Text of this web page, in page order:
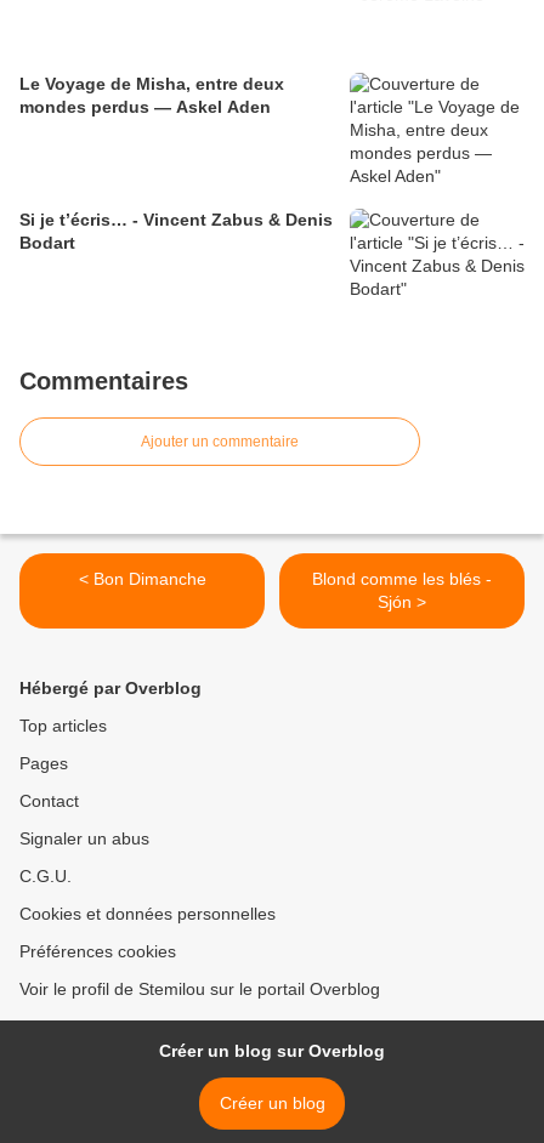
Le Voyage de Misha, entre deux
mondes perdus — Askel Aden
Si je t’écris… - Vincent Zabus & Denis
Bodart
Commentaires
Ajouter un commentaire
< Bon Dimanche
Blond comme les blés -
Sjón >
Hébergé par Overblog
Top articles
Pages
Contact
Signaler un abus
C.G.U.
Cookies et données personnelles
Préférences cookies
Voir le profil de Stemilou sur le portail Overblog
Créer un blog sur Overblog
Créer un blog